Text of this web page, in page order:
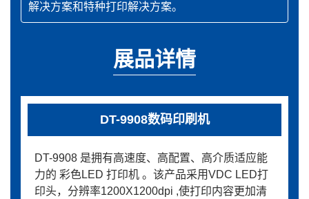
解决方案和特种打印解决方案。
展品详情
DT-9908数码印刷机
DT-9908 是拥有高速度、高配置、高介质适应能
力的 彩色LED 打印机 。该产品采用VDC LED打
印头，分辨率1200X1200dpi ,使打印内容更加清